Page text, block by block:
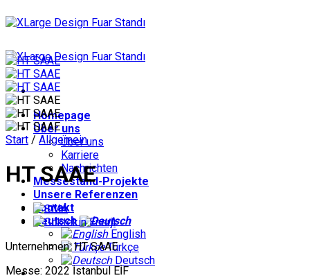
Inhalt
Homepage
Über uns
Über uns
Karriere
Nachrichten
Messestand-Projekte
Unsere Referenzen
Kontakt
Deutsch
English
Türkçe
Deutsch
Start / Allgemein
HT SAAE
Unternehmen: HT SAAE
Messe: 2022 İstanbul EİF